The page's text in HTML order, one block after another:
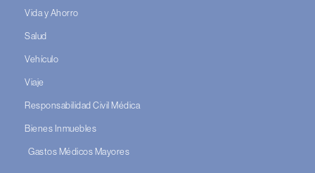
Vida y Ahorro
Salud
Vehículo
Viaje
Responsabilidad Civil Médica
Bienes Inmuebles
Gastos Médicos Mayores